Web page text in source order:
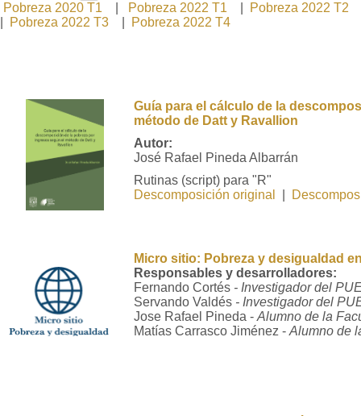
Pobreza 2020 T1
Pobreza 2022 T1
Pobreza 2022 T2
Pobreza 2022 T3 Pobreza 2022 T4
Guía para el cálculo de la
método de Datt y Ravallion
Autor:
José Rafael Pineda Albarrán
Rutinas (script) para "R"
Descomposición original
Micro sitio: Pobreza y desigualdad
Responsables y desarrolladores:
Fernando Cortés - Investigador del
Servando Valdés - Investigador del
Jose Rafael Pineda - Alumno de la
Matías Carrasco Jiménez - Alumno de